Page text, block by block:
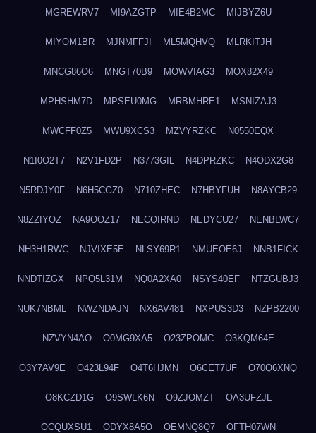
MGREWRV7 MI9AZGTP MIE4B2MC MIJBYZ6U
MIYOM1BR MJNMFFJI ML5MQHVQ MLRKITJH
MNCG86O6 MNGT70B9 MOWVIAG3 MOX82X49
MPHSHM7D MPSEU0MG MRBMHRE1 MSNIZAJ3
MWCFF0Z5 MWU9XCS3 MZVYRZKC N0550EQX
N1I0O2T7 N2V1FD2P N3773GIL N4DPRZKC N4ODX2G8
N5RDJY0F N6H5CGZ0 N710ZHEC N7HBYFUH N8AYCB29
N8ZZIYOZ NA9OOZ17 NECQIRND NEDYCU27 NENBLWC7
NH3H1RWC NJVIXE5E NLSY69R1 NMUEOE6J NNB1FICK
NNDTIZGX NPQ5L31M NQ0A2XA0 NSYS40EF NTZGUBJ3
NUK7NBML NWZNDAJN NX6AV481 NXPUS3D3 NZPB2200
NZVYN4AO O0MG9XA5 O23ZPOMC O3KQM64E
O3Y7AV9E O423L94F O4T6HJMN O6CET7UF O70Q6XNQ
O8KCZD1G O9SWLK6N O9ZJOMZT OA3UFZJL
OCQUXSU1 ODYX8A5O OEMNQ8Q7 OFTH07WN